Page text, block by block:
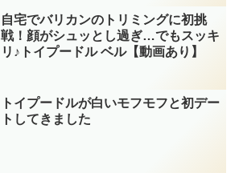
自宅でバリカンのトリミングに初挑
戦！顔がシュッとし過ぎ…でもスッキ
リ♪トイプードル ベル【動画あり】
トイプードルが白いモフモフと初デー
トしてきました